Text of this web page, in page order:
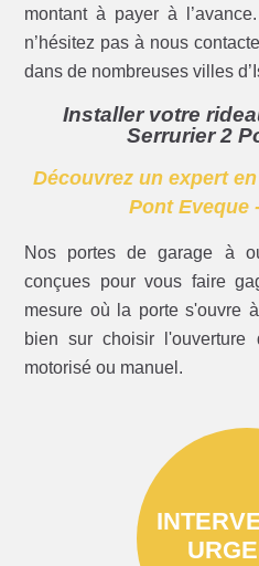
montant à payer à
n’hésitez pas à nous
dans de nombreuses villes
Installer votre
Serrurier 2
Découvrez un expert
Pont Eveque
Nos portes de garage à
conçues pour vous faire
mesure où la porte s'ouvre
bien sur choisir
motorisé ou manuel.